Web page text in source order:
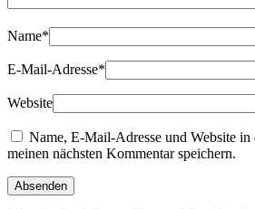
Name*
E-Mail-Adresse*
Website
Name, E-Mail-Adresse und Website
meinen nächsten Kommentar speichern.